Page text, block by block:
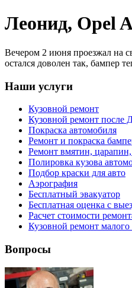
Леонид, Opel
Вечером 2 июня проезжал на
остался доволен так, бампер
Наши услуги
Кузовной ремонт
Кузовной ремонт после
Покраска автомобиля
Ремонт и покраска
Ремонт вмятин, царапин,
Полировка кузова
Подбор краски для авто
Аэрография
Бесплатный эвакуатор
Бесплатная оценка с
Расчет стоимости
Кузовной ремонт малого
Вопросы